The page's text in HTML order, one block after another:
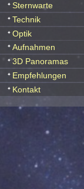
Sternwarte
Technik
Optik
Aufnahmen
3D Panoramas
Empfehlungen
Kontakt